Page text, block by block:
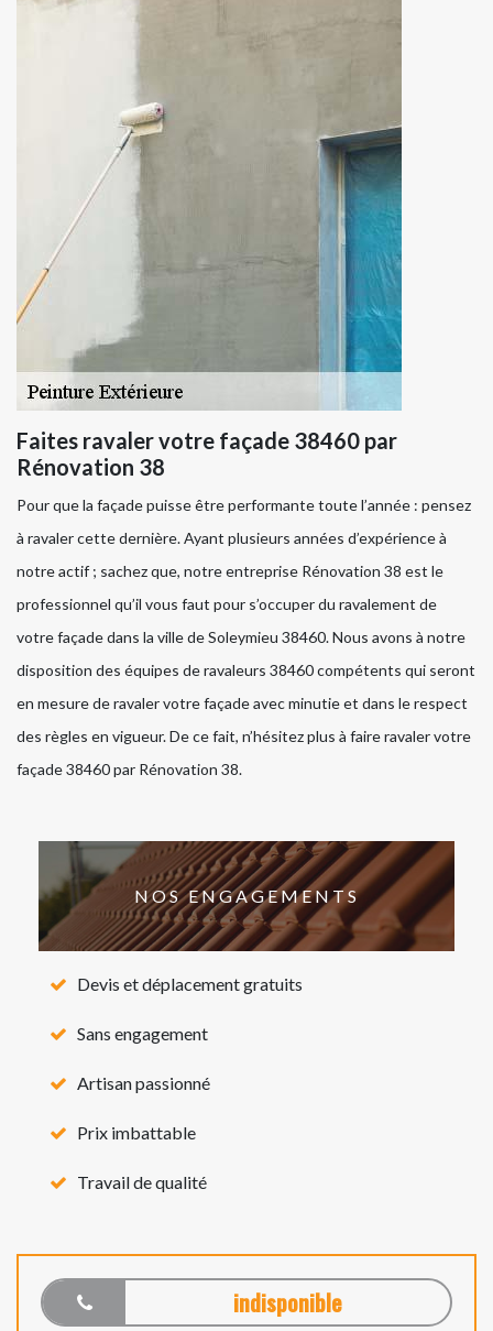
Faites ravaler votre façade 38460 par
Rénovation 38
Pour que la façade puisse être performante toute l’année : pensez
à ravaler cette dernière. Ayant plusieurs années d’expérience à
notre actif ; sachez que, notre entreprise Rénovation 38 est le
professionnel qu’il vous faut pour s’occuper du ravalement de
votre façade dans la ville de Soleymieu 38460. Nous avons à notre
disposition des équipes de ravaleurs 38460 compétents qui seront
en mesure de ravaler votre façade avec minutie et dans le respect
des règles en vigueur. De ce fait, n’hésitez plus à faire ravaler votre
façade 38460 par Rénovation 38.
NOS ENGAGEMENTS
Devis et déplacement gratuits
Sans engagement
Artisan passionné
Prix imbattable
Travail de qualité
indisponible